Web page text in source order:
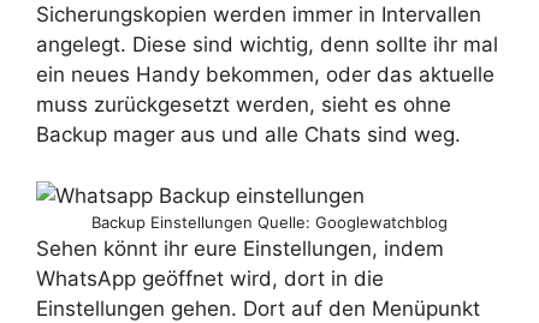
Sicherungskopien werden immer in Intervallen
angelegt. Diese sind wichtig, denn sollte ihr mal
ein neues Handy bekommen, oder das aktuelle
muss zurückgesetzt werden, sieht es ohne
Backup mager aus und alle Chats sind weg.
Backup Einstellungen Quelle: Googlewatchblog
Sehen könnt ihr eure Einstellungen, indem
WhatsApp geöffnet wird, dort in die
Einstellungen gehen. Dort auf den Menüpunkt